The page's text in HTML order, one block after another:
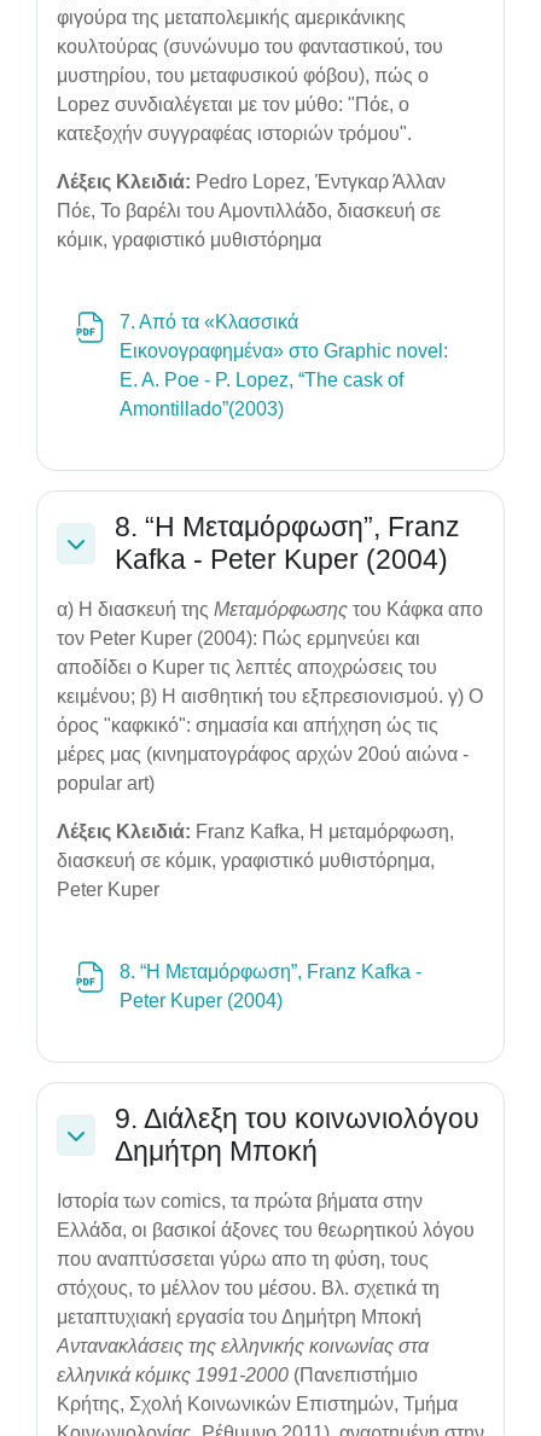
φιγούρα της μεταπολεμικής αμερικάνικης
κουλτούρας (συνώνυμο του φανταστικού, του
μυστηρίου, του μεταφυσικού φόβου), πώς ο
Lopez συνδιαλέγεται με τον μύθο: "Πόε, ο
κατεξοχήν συγγραφέας ιστοριών τρόμου".
Λέξεις Κλειδιά: Pedro Lopez, Έντγκαρ Άλλαν
Πόε, Το βαρέλι του Αμοντιλλάδο, διασκευή σε
κόμικ, γραφιστικό μυθιστόρημα
7. Από τα «Κλασσικά
Εικονογραφημένα» στο Graphic novel:
E. A. Poe - P. Lopez, “The cask of
Amontillado”(2003)
Collapse
8. “Η Μεταμόρφωση”, Franz
Kafka - Peter Kuper (2004)
α) Η διασκευή της Μεταμόρφωσης του Κάφκα απο
τον Peter Kuper (2004): Πώς ερμηνεύει και
αποδίδει ο Kuper τις λεπτές αποχρώσεις του
κειμένου; β) Η αισθητική του εξπρεσιονισμού. γ) Ο
όρος "καφκικό": σημασία και απήχηση ώς τις
μέρες μας (κινηματογράφος αρχών 20ού αιώνα -
popular art)
Λέξεις Κλειδιά: Franz Kafka, Η μεταμόρφωση,
διασκευή σε κόμικ, γραφιστικό μυθιστόρημα,
Peter Kuper
8. “Η Μεταμόρφωση”, Franz Kafka -
Peter Kuper (2004)
Collapse
9. Διάλεξη του κοινωνιολόγου
Δημήτρη Μποκή
Ιστορία των comics, τα πρώτα βήματα στην
Ελλάδα, οι βασικοί άξονες του θεωρητικού λόγου
που αναπτύσσεται γύρω απο τη φύση, τους
στόχους, το μέλλον του μέσου. Βλ. σχετικά τη
μεταπτυχιακή εργασία του Δημήτρη Μποκή
Αντανακλάσεις της ελληνικής κοινωνίας στα
ελληνικά κόμικς 1991-2000 (Πανεπιστήμιο
Κρήτης, Σχολή Κοινωνικών Επιστημών, Τμήμα